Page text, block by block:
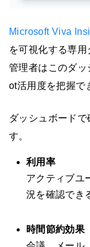
Microsoft Viva
を可視化する専用
管理者はこのダッ
ot活用度を把握で
ダッシュボード
す。
利用率
アクティブユ
況を確認でき
時間節約効果